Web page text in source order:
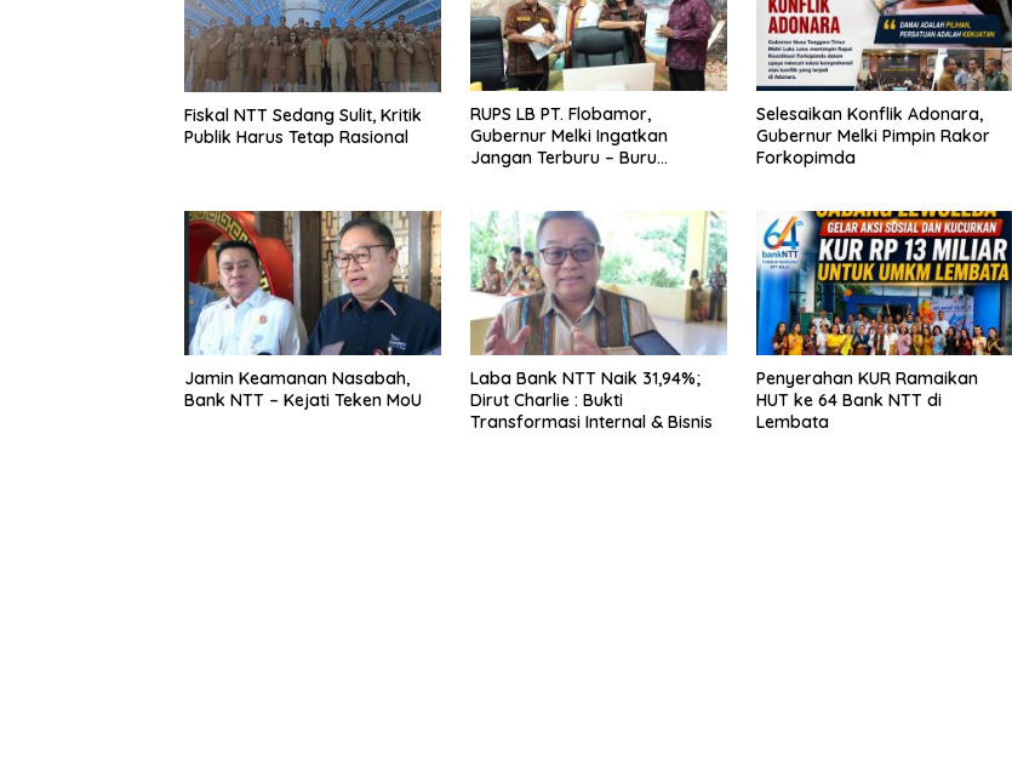
Fiskal NTT Sedang Sulit, Kritik
Publik Harus Tetap Rasional
RUPS LB PT. Flobamor,
Gubernur Melki Ingatkan
Jangan Terburu – Buru
Selesaikan Konflik Adonara,
Gubernur Melki Pimpin Rakor
Forkopimda
Jamin Keamanan Nasabah,
Bank NTT – Kejati Teken MoU
Laba Bank NTT Naik 31,94%;
Dirut Charlie : Bukti
Transformasi Internal & Bisnis
Penyerahan KUR Ramaikan
HUT ke 64 Bank NTT di
Lembata